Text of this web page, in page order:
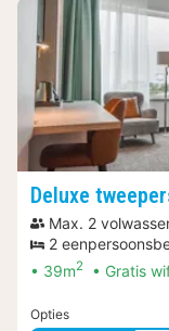
Deluxe
Max. 2
2
39m2 Gratis
Opties